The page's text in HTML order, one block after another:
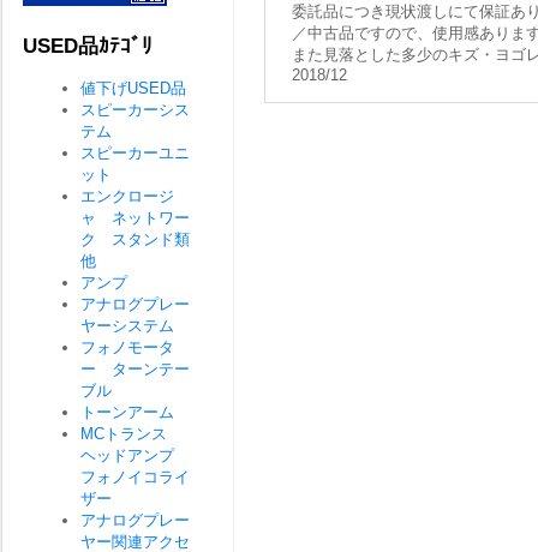
委託品につき現状渡しにて保証あ
／中古品ですので、使用感ありま
また見落とした多少のキズ・ヨゴ
2018/12
USED品ｶﾃｺﾞﾘ
値下げUSED品
スピーカーシス
テム
スピーカーユニ
ット
エンクロージ
ャ ネットワー
ク スタンド類
他
アンプ
アナログプレー
ヤーシステム
フォノモータ
ー ターンテー
ブル
トーンアーム
MCトランス
ヘッドアンプ
フォノイコライ
ザー
アナログプレー
ヤー関連アクセ